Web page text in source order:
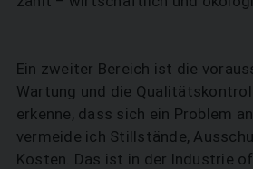
Ein zweiter Bereich ist die
Wartung und die
erkenne, dass sich ein Problem
vermeide ich Stillstände,
Kosten. Das ist in der Industrie